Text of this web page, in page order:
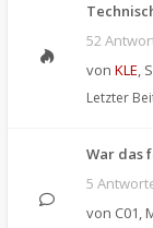
52
von KLE,
Letzter
War das
5
von C01,